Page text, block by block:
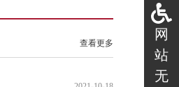
网
站
无
查看更多